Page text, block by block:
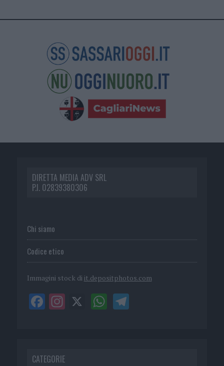
DIRETTA MEDIA ADV SRL
P.I. 02839380306
Chi siamo
Codice etico
Immagini stock di it.depositphotos.com
CATEGORIE